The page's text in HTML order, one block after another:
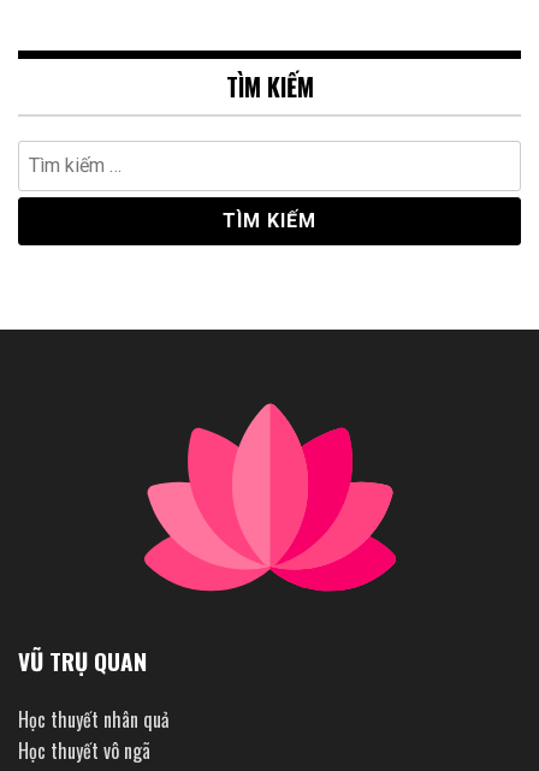
TÌM KIẾM
Tìm
kiếm
cho:
VŨ TRỤ QUAN
Học thuyết nhân quả
Học thuyết vô ngã